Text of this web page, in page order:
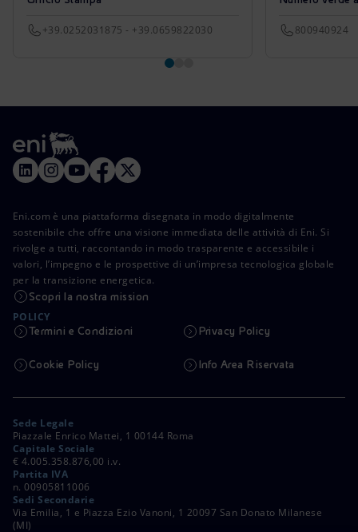
+39.0252031875 - +39.0659822030 800940924
Eni.com è una piattaforma disegnata in modo digitalmente
sostenibile che offre una visione immediata delle attività di Eni. Si
rivolge a tutti, raccontando in modo trasparente e accessibile i
valori, l’impegno e le prospettive di un’impresa tecnologica globale
per la transizione energetica.
Scopri la nostra mission
POLICY
Termini e Condizioni Privacy Policy
Cookie Policy Info Area Riservata
Sede Legale
Piazzale Enrico Mattei, 1 00144 Roma
Capitale Sociale
€ 4.005.358.876,00 i.v.
Partita IVA
n. 00905811006
Sedi Secondarie
Via Emilia, 1 e Piazza Ezio Vanoni, 1 20097 San Donato Milanese
(MI)